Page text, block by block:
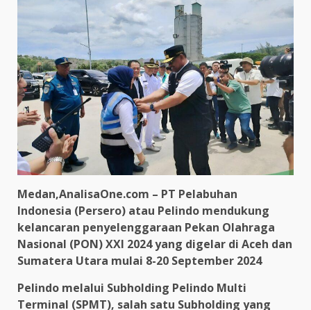
Medan,AnalisaOne.com – PT Pelabuhan
Indonesia (Persero) atau Pelindo mendukung
kelancaran penyelenggaraan Pekan Olahraga
Nasional (PON) XXI 2024 yang digelar di Aceh dan
Sumatera Utara mulai 8-20 September 2024
Pelindo melalui Subholding Pelindo Multi
Terminal (SPMT), salah satu Subholding yang